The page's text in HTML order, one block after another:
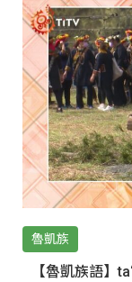
魯凱族
【魯凱族語】